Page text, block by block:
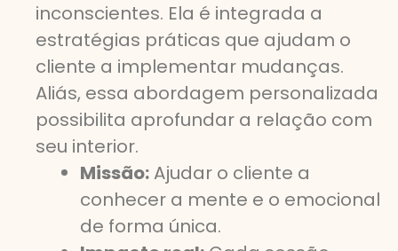
inconscientes. Ela é integrada a
estratégias práticas que ajudam o
cliente a implementar mudanças.
Aliás, essa abordagem personalizada
possibilita aprofundar a relação com
seu interior.
Missão: Ajudar o cliente a
conhecer a mente e o emocional
de forma única.